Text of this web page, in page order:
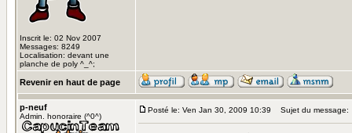
Inscrit le: 02 Nov 2007
Messages: 8249
Localisation: devant une
planche de poly ^_^;
Revenir en haut de page
p-neuf
Admin. honoraire (^0^)
Posté le: Ven Jan 30, 2009 10:39 Sujet du message: